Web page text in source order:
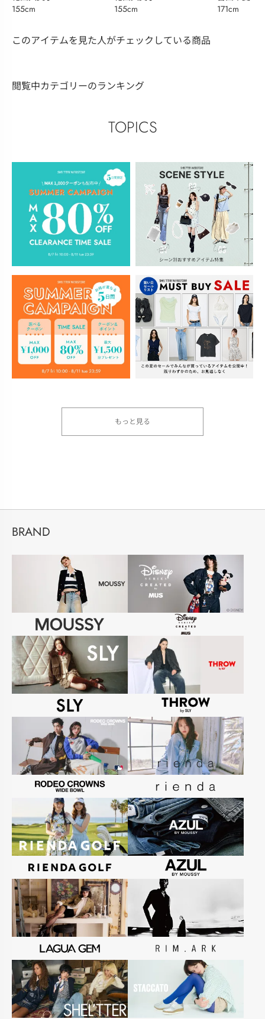
155cm
155cm
171cm
このアイテムを見た人がチェックしている商品
閲覧中カテゴリーのランキング
TOPICS
もっと見る
BRAND